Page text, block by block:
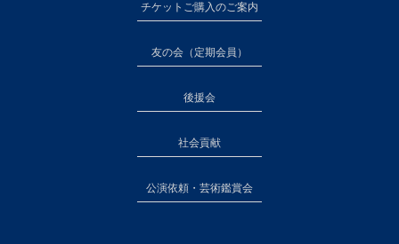
チケットご購入のご案内
友の会（定期会員）
後援会
社会貢献
公演依頼・芸術鑑賞会